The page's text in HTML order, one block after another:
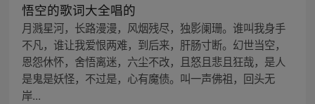
悟空的歌词大全唱的
月溅星河，长路漫漫，风烟残尽，独影阑珊。谁叫我身手
不凡，谁让我爱恨两难，到后来，肝肠寸断。幻世当空，
恩怨休怀，舍悟离迷，六尘不改，且怒且悲且狂哉，是人
是鬼是妖怪，不过是，心有魔债。叫一声佛祖，回头无
岸...